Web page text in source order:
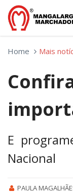
Home Mais
E
Nacional
PAULA